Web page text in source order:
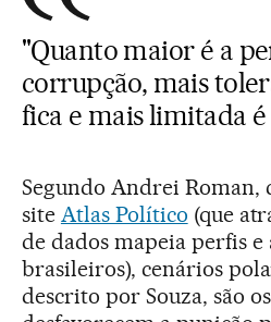
"Quanto maior é a
corrupção, mais
fica e mais limitada
Segundo Andrei Roman,
site Atlas Político (que
de dados mapeia perfis
brasileiros), cenários
descrito por Souza, são